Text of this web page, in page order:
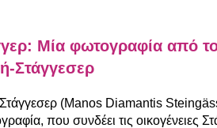
Μία φωτογραφία από
Στάγγεσερ
(Manos Diamantis
που συνδέει τις οικογένειες